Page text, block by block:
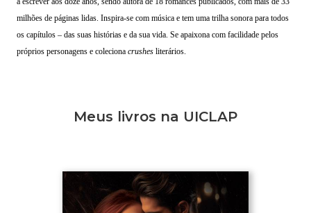
milhões de páginas lidas. Inspira-se com música e tem uma trilha sonora para todos
os capítulos – das suas histórias e da sua vida. Se apaixona com facilidade pelos
próprios personagens e coleciona crushes literários.
Meus livros na UICLAP